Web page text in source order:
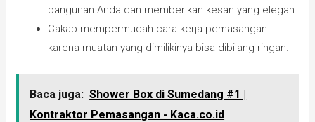
bangunan Anda dan memberikan kesan yang elegan.
Cakap mempermudah cara kerja pemasangan
karena muatan yang dimilikinya bisa dibilang ringan.
Baca juga: Shower Box di Sumedang #1 |
Kontraktor Pemasangan - Kaca.co.id